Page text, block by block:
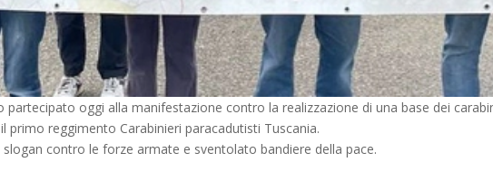
oggi alla manifestazione contro la realizzazione di una base dei
primo reggimento Carabinieri paracadutisti Tuscania.
contro le forze armate e sventolato bandiere della pace.